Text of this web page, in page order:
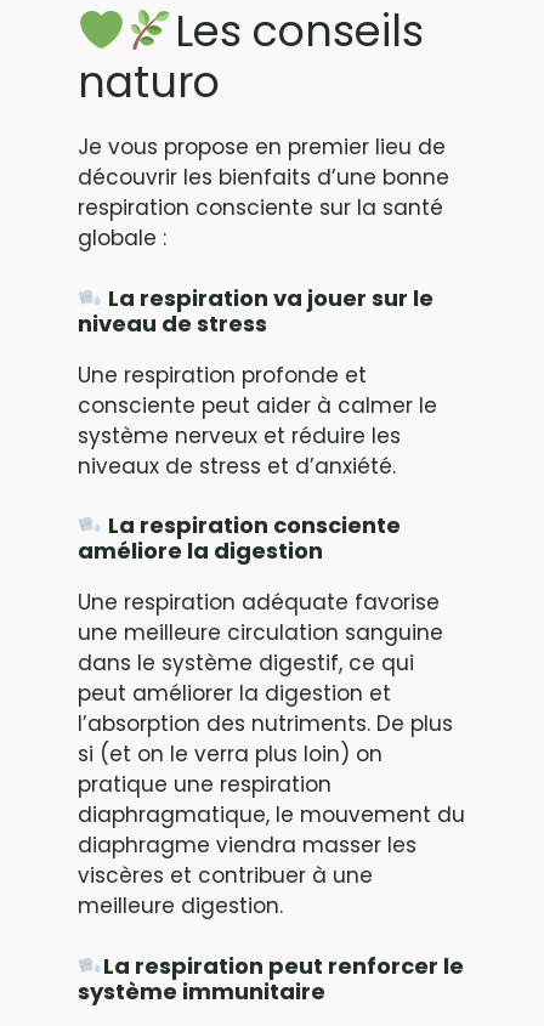
Les conseils
naturo
Je vous propose en premier lieu de
découvrir les bienfaits d’une bonne
respiration consciente sur la santé
globale :
La respiration va jouer sur le
niveau de stress
Une respiration profonde et
consciente peut aider à calmer le
système nerveux et réduire les
niveaux de stress et d’anxiété.
La respiration consciente
améliore la digestion
Une respiration adéquate favorise
une meilleure circulation sanguine
dans le système digestif, ce qui
peut améliorer la digestion et
l’absorption des nutriments. De plus
si (et on le verra plus loin) on
pratique une respiration
diaphragmatique, le mouvement du
diaphragme viendra masser les
viscères et contribuer à une
meilleure digestion.
La respiration peut renforcer le
système immunitaire